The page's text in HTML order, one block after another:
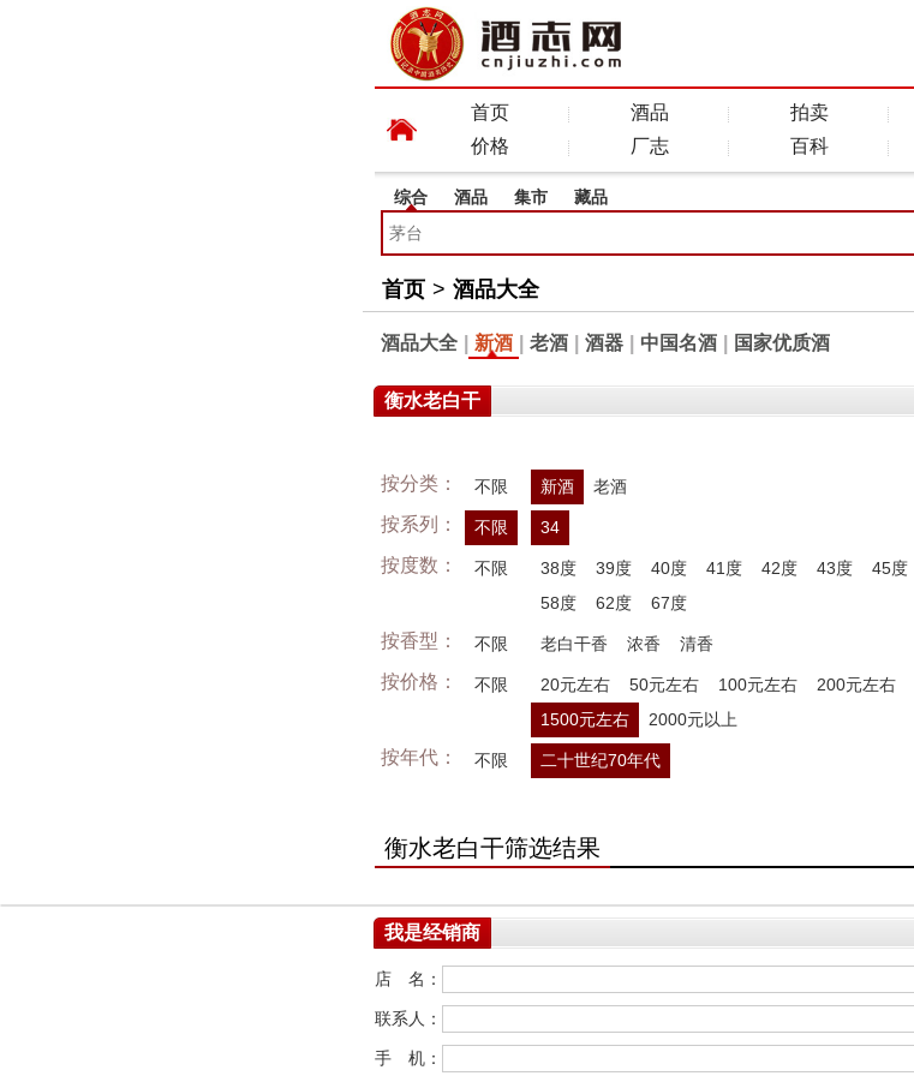
首页 酒品 拍卖
价格
厂志 百科
综合 酒品 集市 藏品
首页 > 酒品大全
酒品大全 新酒 老酒 酒器 中国名酒 国家优质酒
衡水老白干
按分类： 不限 新酒 老酒
按系列： 不限 34
按度数： 不限 38度 39度 40度 41度 42度 43度 45度
58度
62度 67度
按香型： 不限 老白干香 浓香 清香
按价格： 不限 20元左右 50元左右 100元左右 200元左右
1500元左右
2000元以上
按年代： 不限 二十世纪70年代
衡水老白干筛选结果
我是经销商
店 名：
联系人：
手 机：